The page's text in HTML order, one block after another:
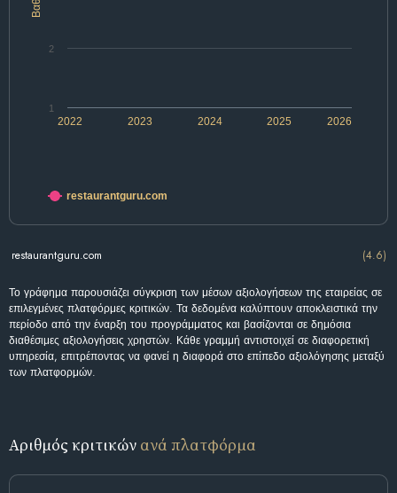
2022 2024 2026
2023 2025
1
2
restaurantguru.com
restaurantguru.com (4.6)
Το γράφημα παρουσιάζει σύγκριση των μέσων αξιολογήσεων της εταιρείας σε
επιλεγμένες πλατφόρμες κριτικών. Τα δεδομένα καλύπτουν αποκλειστικά την
περίοδο από την έναρξη του προγράμματος και βασίζονται σε δημόσια
διαθέσιμες αξιολογήσεις χρηστών. Κάθε γραμμή αντιστοιχεί σε διαφορετική
υπηρεσία, επιτρέποντας να φανεί η διαφορά στο επίπεδο αξιολόγησης μεταξύ
των πλατφορμών.
Αριθμός κριτικών ανά πλατφόρμα